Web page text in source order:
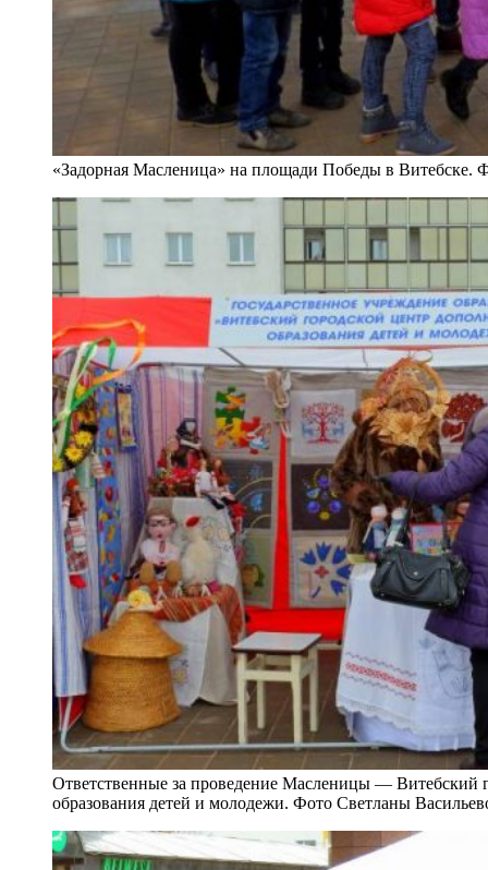
«Задорная Масленица» на площади Победы в Витебске.
Ответственные за проведение Масленицы — Витебский
образования детей и молодежи. Фото Светланы